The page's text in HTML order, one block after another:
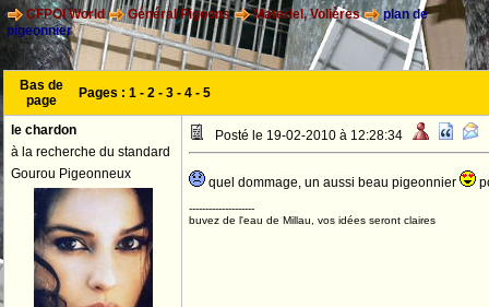
CFPOI World Général Pigeons Materiel, Volières
plan de
pigeonnier
Bas de
page
Pages : 1 - 2 - 3 - 4 - 5
le chardon
à la recherche du standard
Gourou Pigeonneux
Posté le 19-02-2010 à 12:28:34
quel dommage, un aussi beau pigeonnier
--------------------
buvez de l'eau de Millau, vos idées seront claires